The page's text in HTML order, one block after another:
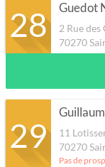
28 Guedot
2 Rue des
70270
29
11
70270
Pas de